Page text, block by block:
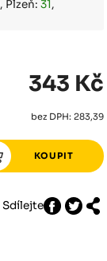
, Plzeň:31,
343 Kč
bez DPH: 283,39
Sdílejte